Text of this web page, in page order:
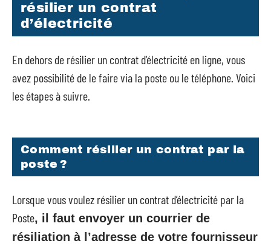
résilier un contrat
d’électricité
En dehors de résilier un contrat d’électricité en ligne, vous
avez possibilité de le faire via la poste ou le téléphone. Voici
les étapes à suivre.
Comment résilier un contrat par la
poste ?
Lorsque vous voulez résilier un contrat d’électricité par la
Poste, il faut envoyer un courrier de
résiliation à l’adresse de votre fournisseur